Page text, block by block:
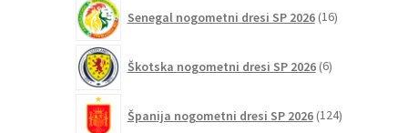
Senegal nogometni dresi SP 2026 16izdelkov
Škotska nogometni dresi SP 2026 6izdelkov
Španija nogometni dresi SP 2026 124izdelkov